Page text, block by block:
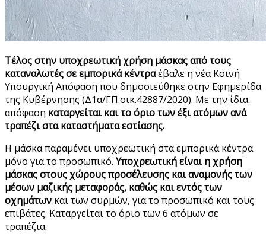
Τέλος στην υποχρεωτική χρήση μάσκας από τους
καταναλωτές σε εμπορικά κέντραέβαλε η νέα Κοινή
Υπουργική Απόφαση που δημοσιεύθηκε στην Εφημερίδα
της Κυβέρνησης (Δ1α/ΓΠ.οικ.42887/2020). Με την ίδια
απόφαση καταργείται και το όριο των έξι ατόμων ανά
τραπέζι στα καταστήματα εστίασης.
Η μάσκα παραμένει υποχρεωτική στα εμπορικά κέντρα
μόνο για το προσωπικό. Υποχρεωτική είναι η χρήση
μάσκας στους χώρους προσέλευσης και αναμονής των
μέσων μαζικής μεταφοράς, καθώς και εντός των
οχημάτων και των συρμών, για το προσωπικό και τους
επιβάτες. Καταργείται το όριο των 6 ατόμων σε
τραπέζια.